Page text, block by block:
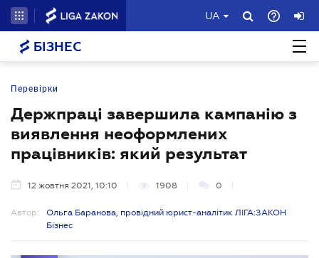
UA
БІЗНЕС
Перевірки
Держпраці завершила кампанію з
виявлення неоформлених
працівників: який результат
12 жовтня 2021, 10:10 1908 0
Автор:
Ольга Баранова, провідний юрист-аналітик ЛІГА:ЗАКОН
Бізнес